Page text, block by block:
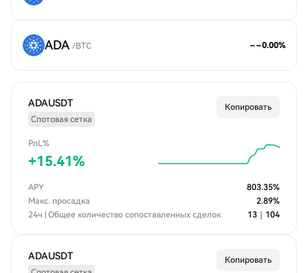
ADA /BTC --0.00%
ADAUSDT
Спотовая сетка
Копировать
PnL%
+15.41%
APY 803.35%
Макс. просадка
2.89%
24ч | Общее количество сопоставленных сделок
13 104
ADAUSDT Копировать